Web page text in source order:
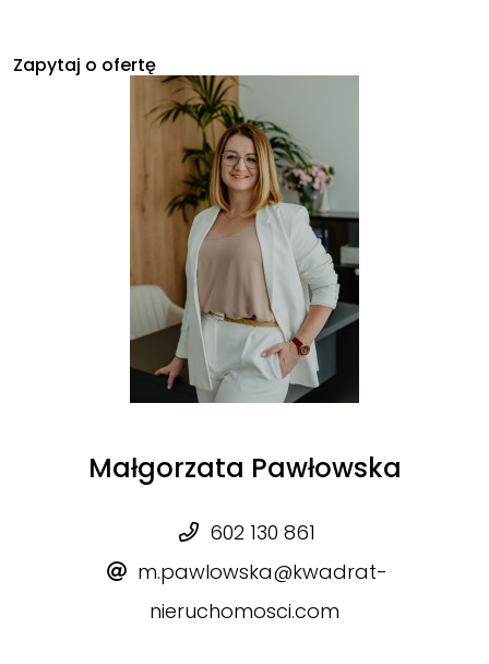
Zapytaj o ofertę
Małgorzata Pawłowska
602 130 861
m.pawlowska@kwadrat-
nieruchomosci.com